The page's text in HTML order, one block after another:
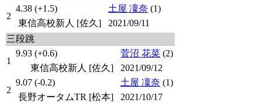
2
4.38 (+1.5) 土屋 凜奈 (1)
東信高校新人 [佐久]
2021/09/11
三段跳
1
9.93 (+0.6) 菅沼 花菜 (2)
東信高校新人 [佐久]
2021/09/12
2
9.07 (-0.2) 土屋 凜奈 (1)
長野オータムTR [松本]
2021/10/17